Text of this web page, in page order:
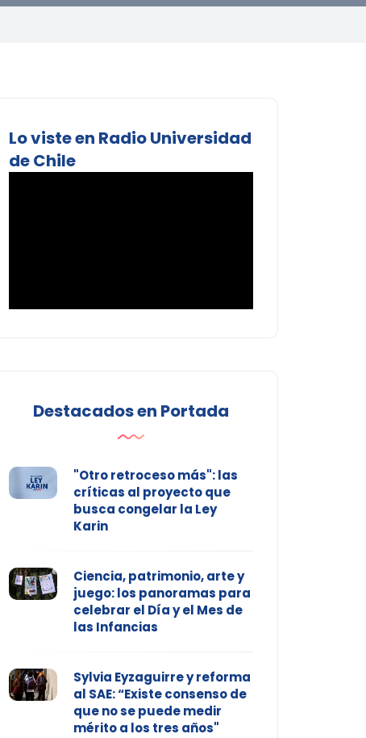
Lo viste en Radio Universidad
de Chile
Destacados en Portada
"Otro retroceso más": las
críticas al proyecto que
busca congelar la Ley
Karin
Ciencia, patrimonio, arte y
juego: los panoramas para
celebrar el Día y el Mes de
las Infancias
Sylvia Eyzaguirre y reforma
al SAE: “Existe consenso de
que no se puede medir
mérito a los tres años"